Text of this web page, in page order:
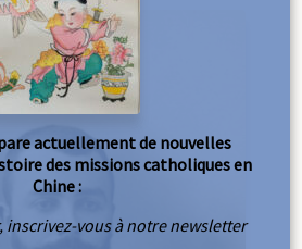
actuellement de nouvelles
des missions catholiques en
Chine :
inscrivez-vous à notre newsletter